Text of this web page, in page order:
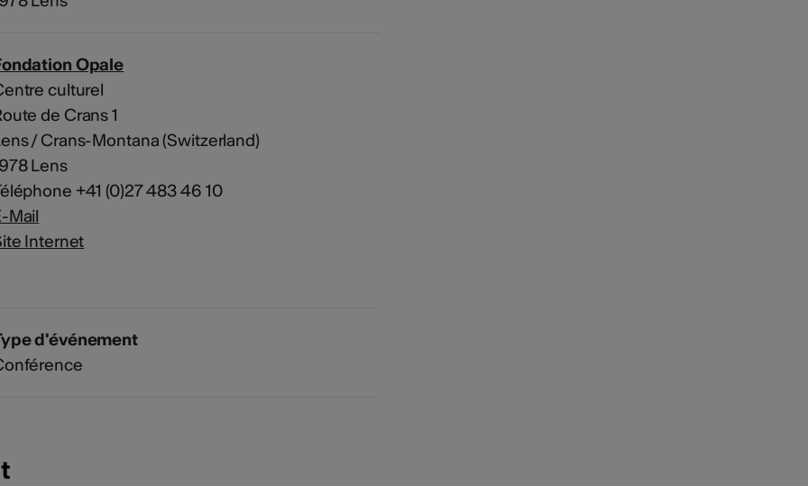
Opale
culturel
de Crans 1
/ Crans-Montana (Switzerland)
Lens
+41 (0)27 483 46 10
Mail
Internet
d'événement